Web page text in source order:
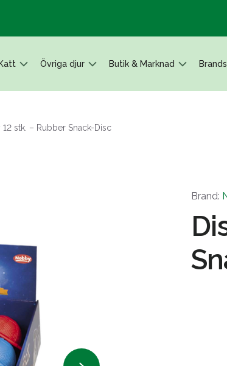
Katt Övriga djur Butik & Marknad Brands
12 stk. – Rubber Snack-Disc
Brand: